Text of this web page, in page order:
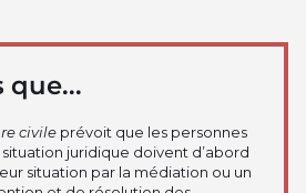
que...
civileprévoit que les personnes
juridique doivent d’abord
situation par la médiation ou un